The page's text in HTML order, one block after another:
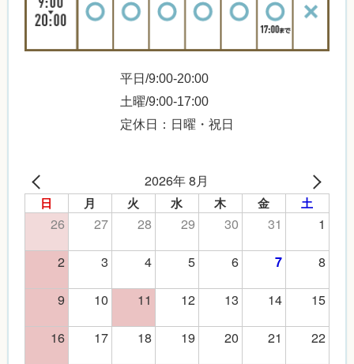
平日/9:00-20:00
土曜/9:00-17:00
定休日：日曜・祝日
2026年 8月
日 月 火 水 木 金 土
26 27 28 29 30 31
1
2
3 4 5 6 7
8
9
10 11 12 13 14
15
16
17 18 19 20 21
22